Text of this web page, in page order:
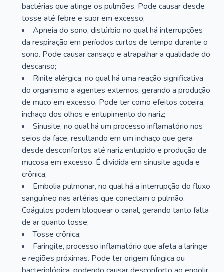
bactérias que atinge os pulmões. Pode causar desde
tosse até febre e suor em excesso;
Apneia do sono, distúrbio no qual há interrupções
da respiração em períodos curtos de tempo durante o
sono. Pode causar cansaço e atrapalhar a qualidade do
descanso;
Rinite alérgica, no qual há uma reação significativa
do organismo a agentes externos, gerando a produção
de muco em excesso. Pode ter como efeitos coceira,
inchaço dos olhos e entupimento do nariz;
Sinusite, no qual há um processo inflamatório nos
seios da face, resultando em um inchaço que gera
desde desconfortos até nariz entupido e produção de
mucosa em excesso. É dividida em sinusite aguda e
crônica;
Embolia pulmonar, no qual há a interrupção do fluxo
sanguíneo nas artérias que conectam o pulmão.
Coágulos podem bloquear o canal, gerando tanto falta
de ar quanto tosse;
Tosse crônica;
Faringite, processo inflamatório que afeta a laringe
e regiões próximas. Pode ter origem fúngica ou